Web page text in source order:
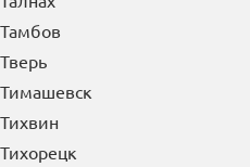
Тамбов
Тверь
Тимашевск
Тихвин
Тихорецк